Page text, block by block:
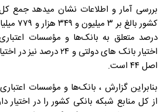
بررسی آمار و اطلاعات نشان میدهد جمع
اختیار بانک های دولتی و
اصل ۴۴ است.
از کل منابع شبکه بانکی کشور را در